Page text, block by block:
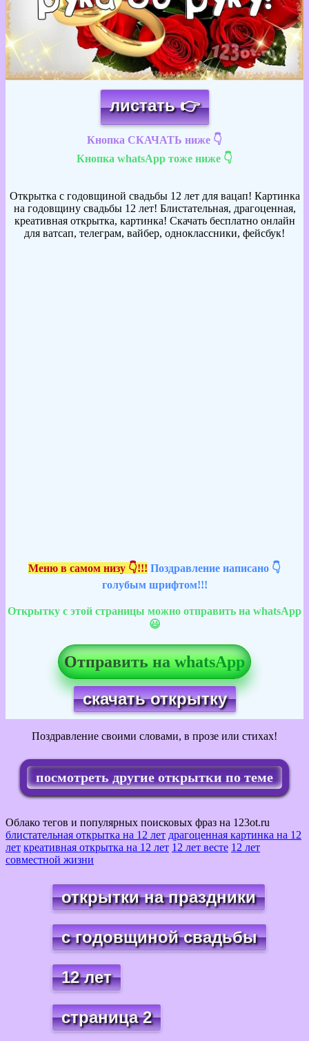
листать 👉
Кнопка СКАЧАТЬ ниже 👇
Кнопка whatsApp тоже ниже 👇
Открытка с годовщиной свадьбы 12 лет для вацап! Картинка
на годовщину свадьбы 12 лет! Блистательная, драгоценная,
креативная открытка, картинка! Скачать бесплатно онлайн
для ватсап, телеграм, вайбер, одноклассники, фейсбук!
Меню в самом низу 👇!!! Поздравление написано 👇
голубым шрифтом!!!
Открытку с этой страницы можно отправить на whatsApp
😃
Отправить на whatsApp
скачать открытку
Поздравление своими словами, в прозе или стихах!
посмотреть другие открытки по теме
Облако тегов и популярных поисковых фраз на 123ot.ru
блистательная открытка на 12 лет драгоценная картинка на 12
лет креативная открытка на 12 лет 12 лет весте 12 лет
совместной жизни
открытки на праздники
с годовщиной свадьбы
12 лет
страница 2